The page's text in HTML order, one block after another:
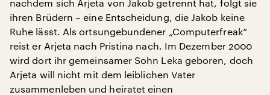
nachdem sich Arjeta von Jakob getrennt hat, folgt sie
ihren Brüdern – eine Entscheidung, die Jakob keine
Ruhe lässt. Als ortsungebundener „Computerfreak“
reist er Arjeta nach Pristina nach. Im Dezember 2000
wird dort ihr gemeinsamer Sohn Leka geboren, doch
Arjeta will nicht mit dem leiblichen Vater
zusammenleben und heiratet einen